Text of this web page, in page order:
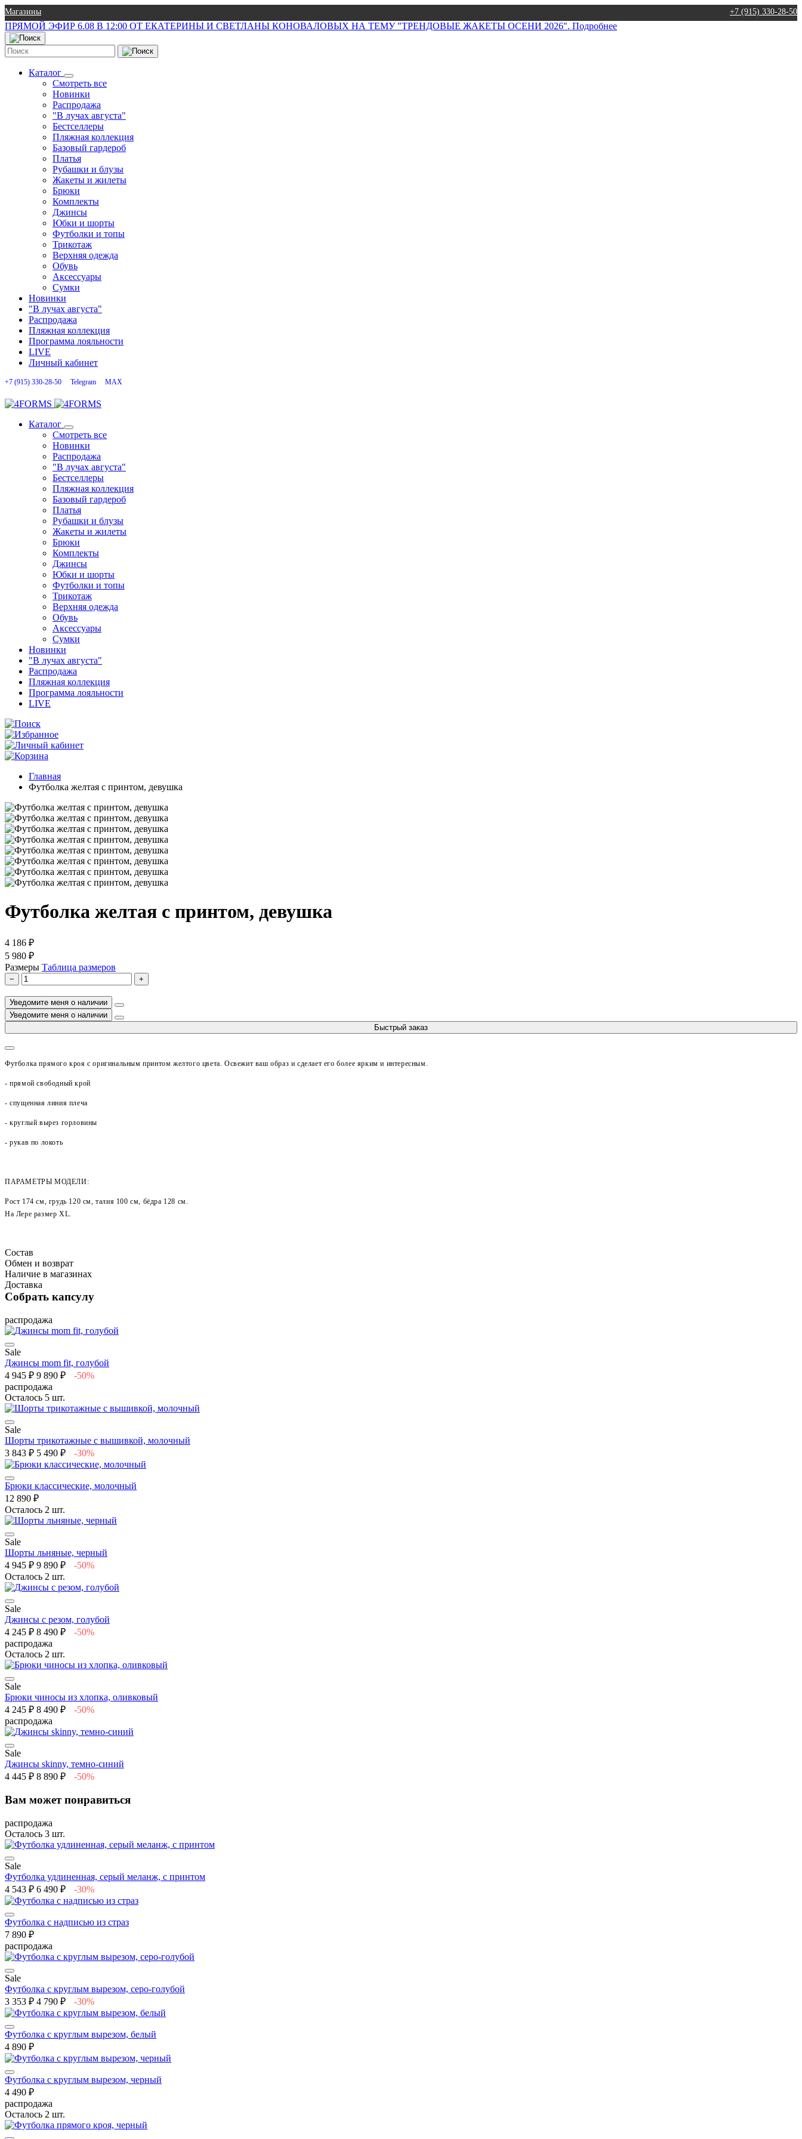
Магазины +7 (915) 330-28-50
ПРЯМОЙ ЭФИР 6.08 В 12:00 ОТ ЕКАТЕРИНЫ И СВЕТЛАНЫ КОНОВАЛОВЫХ НА ТЕМУ "ТРЕНДОВЫЕ ЖАКЕТЫ ОСЕНИ 2026". Подробнее
Каталог
Смотреть все
Новинки
Распродажа
"В лучах августа"
Бестселлеры
Пляжная коллекция
Базовый гардероб
Платья
Рубашки и блузы
Жакеты и жилеты
Брюки
Комплекты
Джинсы
Юбки и шорты
Футболки и топы
Трикотаж
Верхняя одежда
Обувь
Аксессуары
Сумки
Новинки
"В лучах августа"
Распродажа
Пляжная коллекция
Программа лояльности
LIVE
Личный кабинет
+7 (915) 330-28-50 Telegram MAX
Каталог
Смотреть все
Новинки
Распродажа
"В лучах августа"
Бестселлеры
Пляжная коллекция
Базовый гардероб
Платья
Рубашки и блузы
Жакеты и жилеты
Брюки
Комплекты
Джинсы
Юбки и шорты
Футболки и топы
Трикотаж
Верхняя одежда
Обувь
Аксессуары
Сумки
Новинки
"В лучах августа"
Распродажа
Пляжная коллекция
Программа лояльности
LIVE
Главная
Футболка желтая с принтом, девушка
Футболка желтая с принтом, девушка
4 186 ₽
5 980 ₽
Размеры Таблица размеров
− +
Уведомите меня о наличии
Уведомите меня о наличии
Быстрый заказ
Футболка прямого кроя с оригинальным принтом желтого цвета.Освежит ваш образ и сделает его более ярким и интересным.
- прямой свободный крой
- спущенная линия плеча
- круглый вырез горловины
- рукав по локоть
ПАРАМЕТРЫ МОДЕЛИ:
Рост 174 см, грудь 120 см, талия 100 см, бёдра 128 см.
На Лере размер XL.
Состав
Обмен и возврат
Наличие в магазинах
Доставка
Собрать капсулу
распродажа
Sale
Джинсы mom fit, голубой
4 945 ₽ 9 890 ₽
-50%
распродажа
Осталось 5 шт.
Sale
Шорты трикотажные с вышивкой, молочный
3 843 ₽ 5 490 ₽ -30%
Брюки классические, молочный
12 890 ₽
Осталось 2 шт.
Sale
Шорты льняные, черный
4 945 ₽ 9 890 ₽
-50%
Осталось 2 шт.
Sale
Джинсы с резом, голубой
4 245 ₽ 8 490 ₽
-50%
распродажа
Осталось 2 шт.
Sale
Брюки чиносы из хлопка, оливковый
4 245 ₽ 8 490 ₽
-50%
распродажа
Sale
Джинсы skinny, темно-синий
4 445 ₽ 8 890 ₽ -50%
Вам может понравиться
распродажа
Осталось 3 шт.
Sale
Футболка удлиненная, серый меланж, с принтом
4 543 ₽ 6 490 ₽ -30%
Футболка с надписью из страз
7 890 ₽
распродажа
Sale
Футболка с круглым вырезом, серо-голубой
3 353 ₽ 4 790 ₽ -30%
Футболка с круглым вырезом, белый
4 890 ₽
Футболка с круглым вырезом, черный
4 490 ₽
распродажа
Осталось 2 шт.